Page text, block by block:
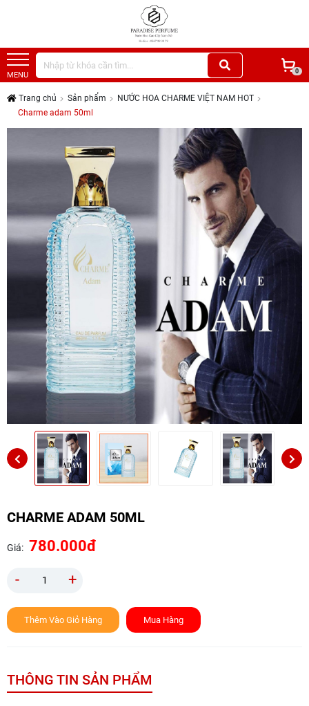
MENU 0
Trang chủ Sản phẩm
NƯỚC HOA CHARME VIỆT NAM HOT
Charme adam 50ml
CHARME ADAM 50ML
Giá: 780.000đ
-
+
Thêm Vào Giỏ Hàng Mua Hàng
THÔNG TIN SẢN PHẨM